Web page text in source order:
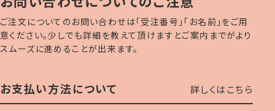
ご注文についてのお問い合わせは「受注番号」「お名前」をご用
意ください。少しでも詳細を教えて頂けますとご案内までがより
スムーズに進めることが出来ます。
お支払い方法について 詳しくはこちら